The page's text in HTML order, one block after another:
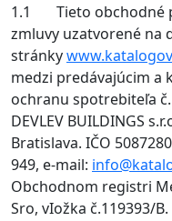
1.1 Tieto obchodné
zmluvy uzatvorené na
stránky
medzi predávajúcim a
ochranu spotrebiteľa
DEVLEV BUILDINGS
Bratislava. IČO
949, e-mail:
Obchodnom registri
Sro, vIožka č.119393/B.